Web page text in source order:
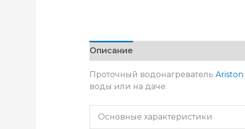
Описание
Проточный водонагреватель Ariston
воды или на даче.
Основные характеристики